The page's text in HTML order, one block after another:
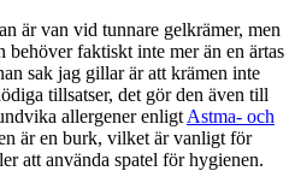
är van vid tunnare gelkrämer, men
behöver faktiskt inte mer än en ärtas
sak jag gillar är att krämen inte
tillsatser, det gör den även till
allergener enligt Astma- och
är en burk, vilket är vanligt för
att använda spatel för hygienen.